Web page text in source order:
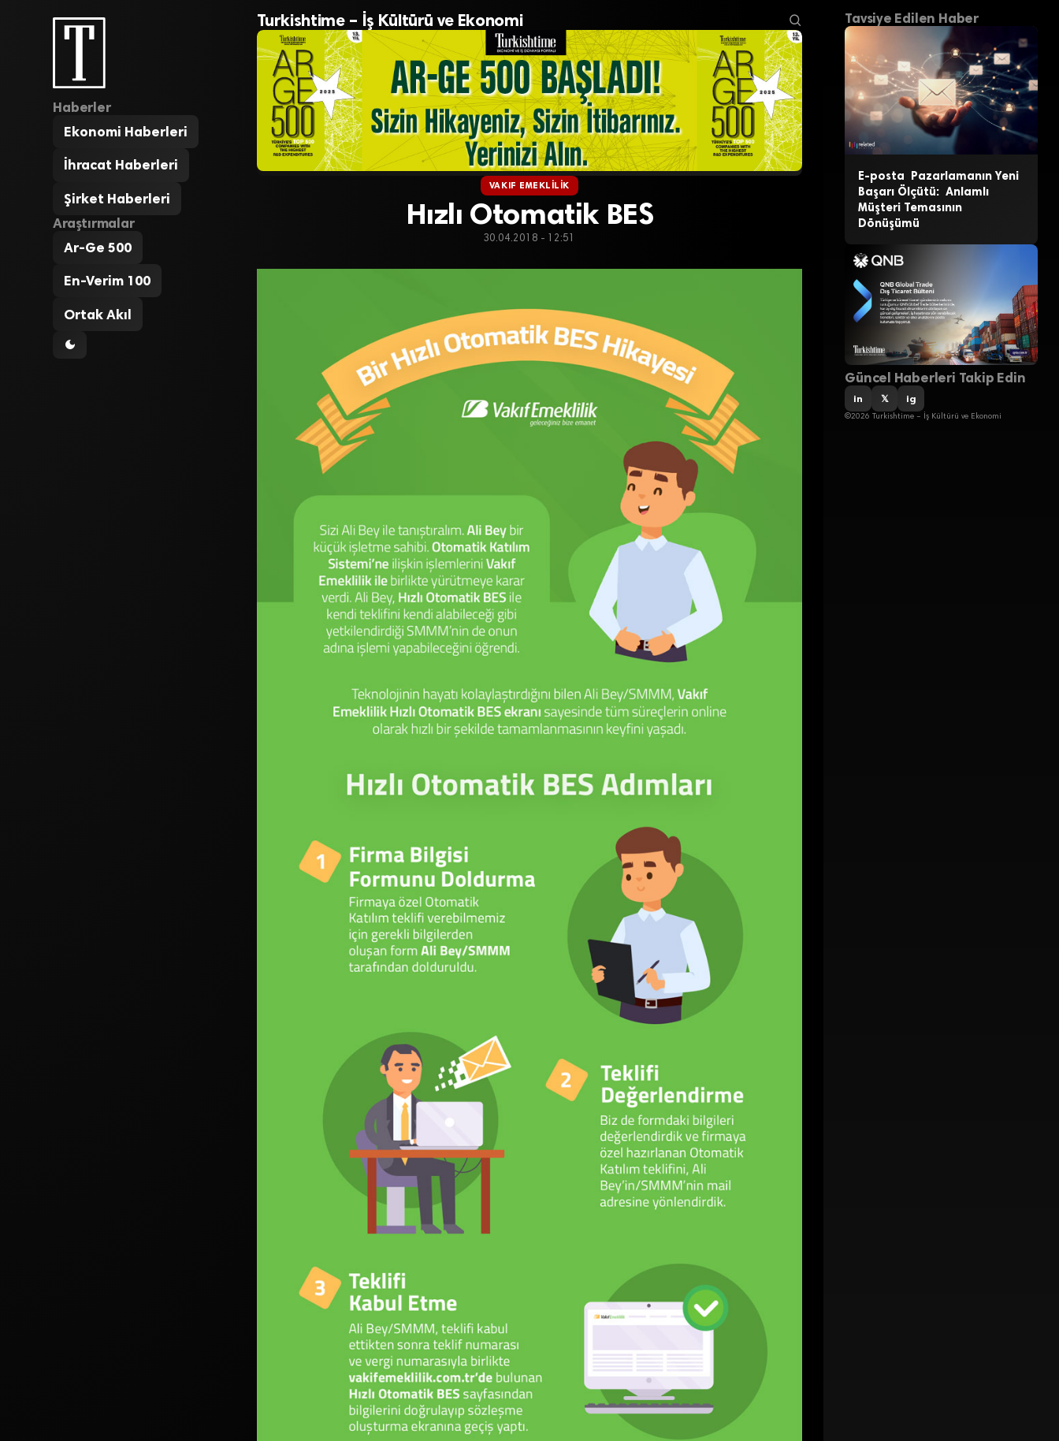
Haberler
Ekonomi Haberleri
İhracat Haberleri
Şirket Haberleri
Araştırmalar
Ar-Ge 500
En-Verim 100
Ortak Akıl
Turkishtime – İş Kültürü ve Ekonomi
VAKIF EMEKLILIK
Hızlı Otomatik BES
30.04.2018 - 12:51
Tavsiye Edilen Haber
E-posta Pazarlamanın Yeni
Başarı Ölçütü: Anlamlı
Müşteri Temasının
Dönüşümü
Güncel Haberleri Takip Edin
in 𝕏 ig
©2026 Turkishtime – İş Kültürü ve Ekonomi